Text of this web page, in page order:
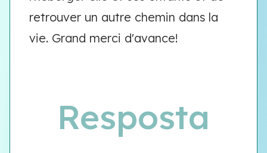
retrouver un autre chemin dans la
vie. Grand merci d'avance!
Resposta